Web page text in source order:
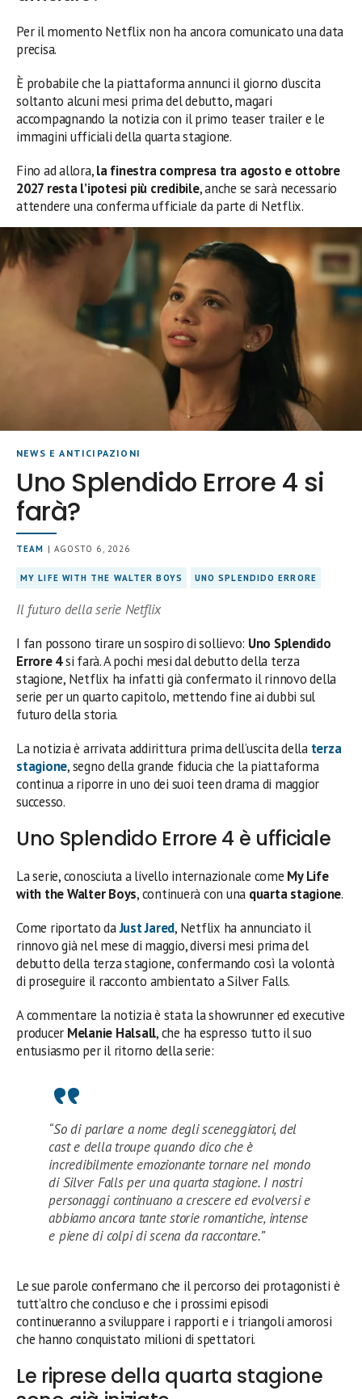
Per il momento Netflix non ha ancora comunicato una data
precisa.
È probabile che la piattaforma annunci il giorno d’uscita
soltanto alcuni mesi prima del debutto, magari
accompagnando la notizia con il primo teaser trailer e le
immagini ufficiali della quarta stagione.
Fino ad allora,la finestra compresa tra agosto e ottobre
2027 resta l’ipotesi più credibile, anche se sarà necessario
attendere una conferma ufficiale da parte di Netflix.
NEWS E ANTICIPAZIONI
Uno Splendido Errore 4 si
farà?
TEAM | AGOSTO 6, 2026
MY LIFE WITH THE WALTER BOYS UNO SPLENDIDO ERRORE
Il futuro della serie Netflix
I fan possono tirare un sospiro di sollievo: Uno Splendido
Errore 4si farà. A pochi mesi dal debutto della terza
stagione, Netflix ha infatti già confermato il rinnovo della
serie per un quarto capitolo, mettendo fine ai dubbi sul
futuro della storia.
La notizia è arrivata addirittura prima dell’uscita della terza
stagione, segno della grande fiducia che la piattaforma
continua a riporre in uno dei suoi teen drama di maggior
successo.
Uno Splendido Errore 4 è ufficiale
La serie, conosciuta a livello internazionale come My Life
with the Walter Boys, continuerà con una quarta stagione.
Come riportato daJust Jared, Netflix ha annunciato il
rinnovo già nel mese di maggio, diversi mesi prima del
debutto della terza stagione, confermando così la volontà
di proseguire il racconto ambientato a Silver Falls.
A commentare la notizia è stata la showrunner ed executive
producer Melanie Halsall, che ha espresso tutto il suo
entusiasmo per il ritorno della serie:
“So di parlare a nome degli sceneggiatori, del
cast e della troupe quando dico che è
incredibilmente emozionante tornare nel mondo
di Silver Falls per una quarta stagione. I nostri
personaggi continuano a crescere ed evolversi e
abbiamo ancora tante storie romantiche, intense
e piene di colpi di scena da raccontare.”
Le sue parole confermano che il percorso dei protagonisti è
tutt’altro che concluso e che i prossimi episodi
continueranno a sviluppare i rapporti e i triangoli amorosi
che hanno conquistato milioni di spettatori.
Le riprese della quarta stagione